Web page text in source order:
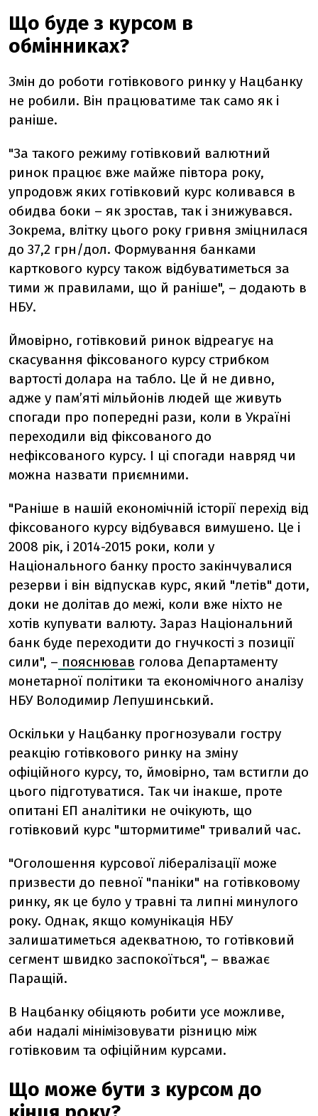
Що буде з курсом в
обмінниках?
Змін до роботи готівкового ринку у Нацбанку
не робили. Він працюватиме так само як і
раніше.
"За такого режиму готівковий валютний
ринок працює вже майже півтора року,
упродовж яких готівковий курс коливався в
обидва боки – як зростав, так і знижувався.
Зокрема, влітку цього року гривня зміцнилася
до 37,2 грн/дол. Формування банками
карткового курсу також відбуватиметься за
тими ж правилами, що й раніше", – додають в
НБУ.
Ймовірно, готівковий ринок відреагує на
скасування фіксованого курсу стрибком
вартості долара на табло. Це й не дивно,
адже у пам’яті мільйонів людей ще живуть
спогади про попередні рази, коли в Україні
переходили від фіксованого до
нефіксованого курсу. І ці спогади навряд чи
можна назвати приємними.
"Раніше в нашій економічній історії перехід від
фіксованого курсу відбувався вимушено. Це і
2008 рік, і 2014-2015 роки, коли у
Національного банку просто закінчувалися
резерви і він відпускав курс, який "летів" доти,
доки не долітав до межі, коли вже ніхто не
хотів купувати валюту. Зараз Національний
банк буде переходити до гнучкості з позиції
сили", – пояснював голова Департаменту
монетарної політики та економічного аналізу
НБУ Володимир Лепушинський.
Оскільки у Нацбанку прогнозували гостру
реакцію готівкового ринку на зміну
офіційного курсу, то, ймовірно, там встигли до
цього підготуватися. Так чи інакше, проте
опитані ЕП аналітики не очікують, що
готівковий курс "штормитиме" тривалий час.
"Оголошення курсової лібералізації може
призвести до певної "паніки" на готівковому
ринку, як це було у травні та липні минулого
року. Однак, якщо комунікація НБУ
залишатиметься адекватною, то готівковий
сегмент швидко заспокоїться", – вважає
Паращій.
В Нацбанку обіцяють робити усе можливе,
аби надалі мінімізовувати різницю між
готівковим та офіційним курсами.
Що може бути з курсом до